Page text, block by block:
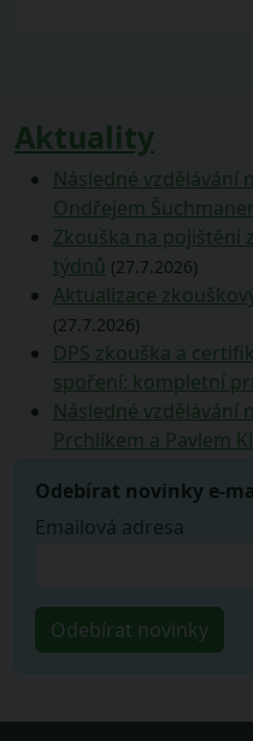
Aktuality
Následné vzdělávání
Ondřejem
Zkouška na pojištění
týdnů (27.7.2026)
Aktualizace
(27.7.2026)
DPS zkouška a
spoření: kompletní
Následné vzdělávání
Prchlíkem a Pavlem
Odebírat novinky e-
Emailová adresa